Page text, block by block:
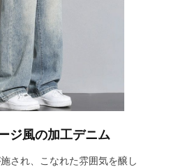
ジ風の加工デニム
され、こなれた雰囲気を醸し